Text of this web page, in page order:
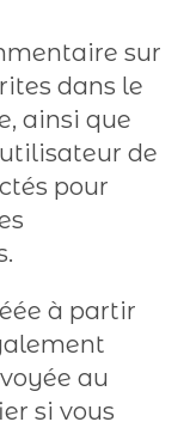
sur
dans le
ainsi que
de
pour
à partir
au
si vous